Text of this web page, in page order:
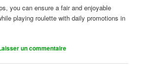
you can ensure a fair and enjoyable
playing roulette with daily promotions in
un commentaire